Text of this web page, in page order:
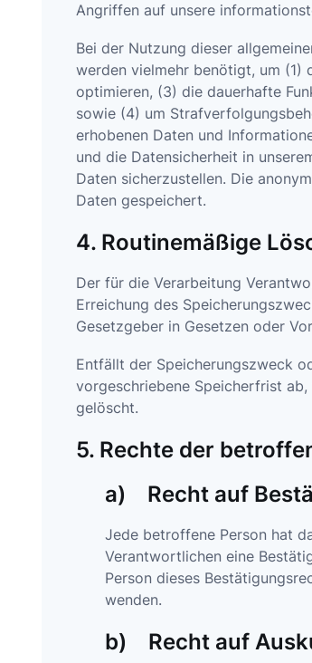
Angriffen auf unsere
Bei der Nutzung dieser
werden vielmehr benötigt, um (1)
optimieren, (3) die dauerhafte
sowie (4) um
erhobenen Daten und
und die Datensicherheit in
Daten sicherzustellen. Die
Daten gespeichert.
4. Routinemäßige
Der für die Verarbeitung
Erreichung des
Gesetzgeber in Gesetzen oder
Entfällt der Speicherungszweck
vorgeschriebene Speicherfrist
gelöscht.
5. Rechte der
a) Recht auf
Jede betroffene Person hat
Verantwortlichen eine
Person dieses
wenden.
b) Recht auf